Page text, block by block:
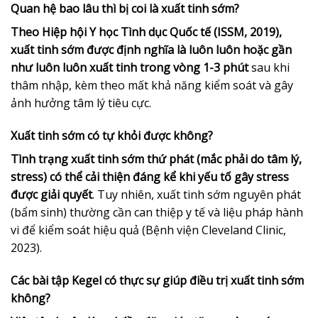
Quan hệ bao lâu thì bị coi là xuất tinh sớm?
Theo Hiệp hội Y học Tình dục Quốc tế (ISSM, 2019),
xuất tinh sớm được định nghĩa là luôn luôn hoặc gần
như luôn luôn xuất tinh trong vòng 1-3 phútsau khi
thâm nhập, kèm theo mất khả năng kiểm soát và gây
ảnh hưởng tâm lý tiêu cực.
Xuất tinh sớm có tự khỏi được không?
Tình trạng xuất tinh sớm thứ phát (mắc phải do tâm lý,
stress) có thể cải thiện đáng kể khi yếu tố gây stress
được giải quyết. Tuy nhiên, xuất tinh sớm nguyên phát
(bẩm sinh) thường cần can thiệp y tế và liệu pháp hành
vi để kiểm soát hiệu quả (Bệnh viện Cleveland Clinic,
2023).
Các bài tập Kegel có thực sự giúp điều trị xuất tinh sớm
không?